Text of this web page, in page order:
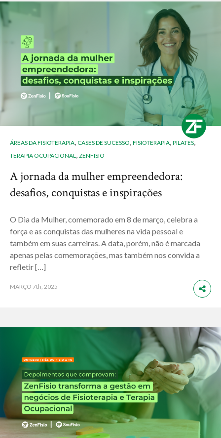
ÁREAS DA FISIOTERAPIA, CASES DE SUCESSO, FISIOTERAPIA, PILATES,
TERAPIA OCUPACIONAL, ZENFISIO
A jornada da mulher empreendedora:
desafios, conquistas e inspirações
O Dia da Mulher, comemorado em 8 de março, celebra a
força e as conquistas das mulheres na vida pessoal e
também em suas carreiras. A data, porém, não é marcada
apenas pelas comemorações, mas também nos convida a
refletir […]
MARÇO 7th, 2025